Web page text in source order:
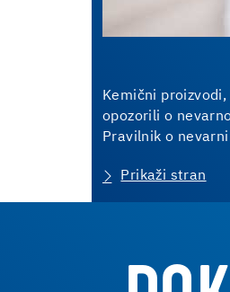
Kemični
opozorili o
Pravilnik o
Prikaži stran